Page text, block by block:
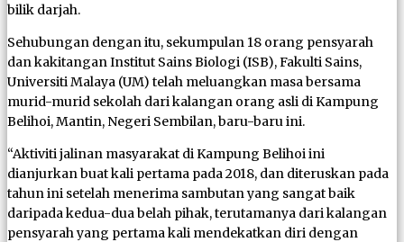
bilik darjah.
Sehubungan dengan itu, sekumpulan 18 orang pensyarah
dan kakitangan Institut Sains Biologi (ISB), Fakulti Sains,
Universiti Malaya (UM) telah meluangkan masa bersama
murid-murid sekolah dari kalangan orang asli di Kampung
Belihoi, Mantin, Negeri Sembilan, baru-baru ini.
“Aktiviti jalinan masyarakat di Kampung Belihoi ini
dianjurkan buat kali pertama pada 2018, dan diteruskan pada
tahun ini setelah menerima sambutan yang sangat baik
daripada kedua-dua belah pihak, terutamanya dari kalangan
pensyarah yang pertama kali mendekatkan diri dengan